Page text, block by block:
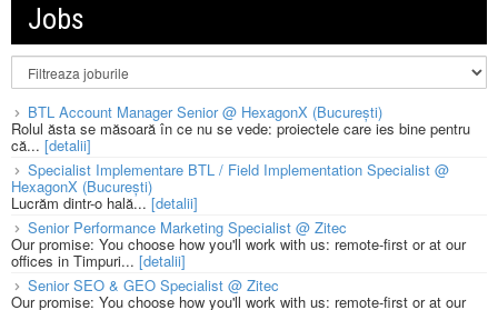
Jobs
BTL Account Manager Senior @ HexagonX (București)
Rolul ăsta se măsoară în ce nu se vede: proiectele care ies bine pentru
că... [detalii]
Specialist Implementare BTL / Field Implementation Specialist @
HexagonX (București)
Lucrăm dintr-o hală...[detalii]
Senior Performance Marketing Specialist @ Zitec
Our promise: You choose how you'll work with us: remote-first or at our
offices in Timpuri... [detalii]
Senior SEO & GEO Specialist @ Zitec
Our promise: You choose how you'll work with us: remote-first or at our